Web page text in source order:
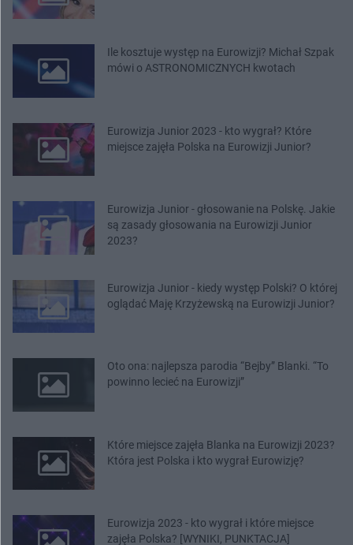
Ile kosztuje występ na Eurowizji? Michał Szpak
mówi o ASTRONOMICZNYCH kwotach
Eurowizja Junior 2023 - kto wygrał? Które
miejsce zajęła Polska na Eurowizji Junior?
Eurowizja Junior - głosowanie na Polskę. Jakie
są zasady głosowania na Eurowizji Junior
2023?
Eurowizja Junior - kiedy występ Polski? O której
oglądać Maję Krzyżewską na Eurowizji Junior?
Oto ona: najlepsza parodia “Bejby” Blanki. “To
powinno lecieć na Eurowizji”
Które miejsce zajęła Blanka na Eurowizji 2023?
Która jest Polska i kto wygrał Eurowizję?
Eurowizja 2023 - kto wygrał i które miejsce
zajęła Polska? [WYNIKI, PUNKTACJA]